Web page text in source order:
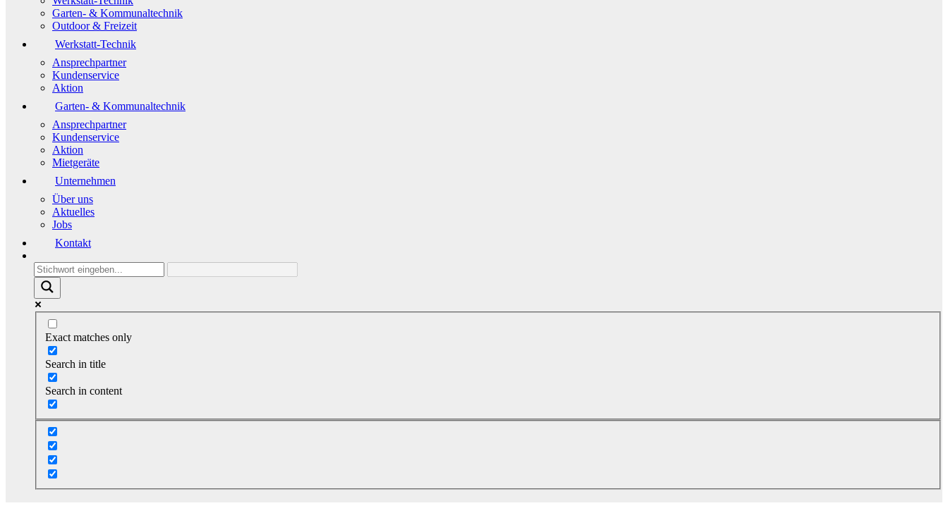
Garten- & Kommunaltechnik
Outdoor & Freizeit
Werkstatt-Technik
Ansprechpartner
Kundenservice
Aktion
Garten- & Kommunaltechnik
Ansprechpartner
Kundenservice
Aktion
Mietgeräte
Unternehmen
Über uns
Aktuelles
Jobs
Kontakt
Exact matches only
Search in title
Search in content